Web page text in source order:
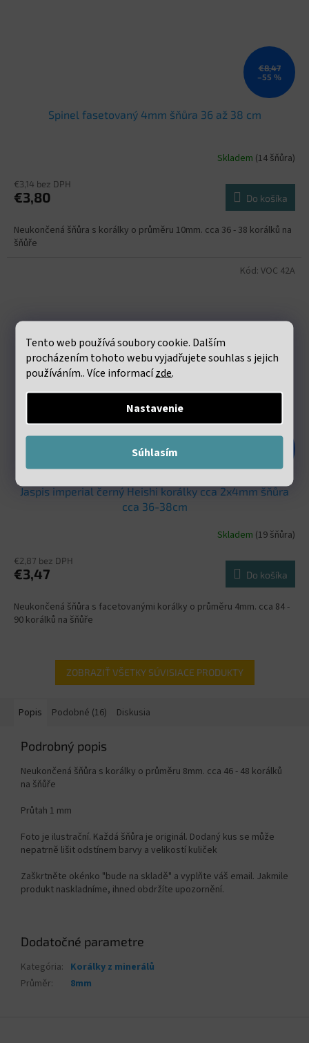
Tento web používá soubory cookie. Dalším
procházením tohoto webu vyjadřujete souhlas s jejich
používáním.. Více informacízde.
Nastavenie
Súhlasím
€8,47
–55 %
Spinel fasetovaný 4mm šňůra 36 až 38 cm
Skladem (14 šňůra)
€3,14 bez DPH
€3,80 Do košíka
Neukončená šňůra s korálky o průměru 10mm. cca 36 - 38 korálků na
šňůře
Jaspis imperial černý Heishi korálky cca 2x4mm šňůra
cca 36-38cm
Skladem (19 šňůra)
€2,87 bez DPH
€3,47 Do košíka
Neukončená šňůra s facetovanými korálky o průměru 4mm. cca 84 -
90 korálků na šňůře
Kód: VOC 42A
ZOBRAZIŤ VŠETKY SÚVISIACE PRODUKTY
Popis Podobné (16) Diskusia
Podrobný popis
Neukončená šňůra s korálky o průměru 8mm. cca 46 - 48 korálků
na šňůře
Průtah 1 mm
Foto je ilustrační. Každá šňůra je originál. Dodaný kus se může
nepatrně lišit odstínem barvy a velikostí kuliček
Zaškrtněte okénko "bude na skladě" a vyplňte váš email. Jakmile
produkt naskladníme, ihned obdržíte upozornění.
Dodatočné parametre
Kategória: Korálky z minerálů
Průměr: 8mm